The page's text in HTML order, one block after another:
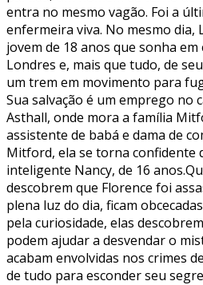
entra no mesmo vagão. Foi a
enfermeira viva. No mesmo dia,
jovem de 18 anos que sonha
Londres e, mais que tudo, de
um trem em movimento para
Sua salvação é um emprego no
Asthall, onde mora a família
assistente de babá e dama de
Mitford, ela se torna confidente
inteligente Nancy, de 16
descobrem que Florence foi
plena luz do dia, ficam
pela curiosidade, elas
podem ajudar a desvendar o
acabam envolvidas nos crimes
de tudo para esconder seu